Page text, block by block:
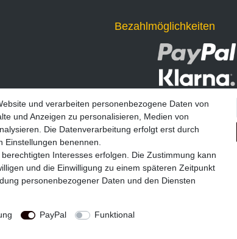
Bezahlmöglichkeiten
Impressum Daten­schutz­erklärung
© Copyright 2026 | Alle Rechte vorbehalten.
und verarbeiten personenbezogene Daten von
und Anzeigen zu personalisieren, Medien von
Die Datenverarbeitung erfolgt erst durch
benennen.
Interesses erfolgen. Die Zustimmung kann
und die Einwilligung zu einem späteren Zeitpunkt
personenbezogener Daten und den Diensten
PayPal
Funktional